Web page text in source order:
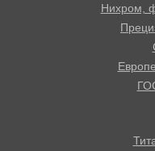
Нихром,